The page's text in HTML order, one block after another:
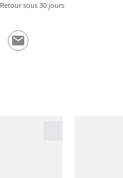
Retour sous 30 jours